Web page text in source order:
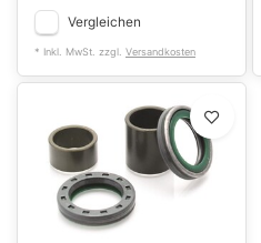
Vergleichen
* Inkl. MwSt. zzgl. Versandkosten